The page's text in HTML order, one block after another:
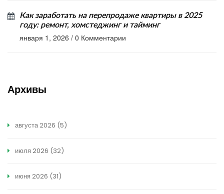
Как заработать на перепродаже квартиры в 2025
году: ремонт, хомстеджинг и тайминг
января 1, 2026 / 0 Комментарии
Архивы
августа 2026 (5)
июля 2026 (32)
июня 2026 (31)